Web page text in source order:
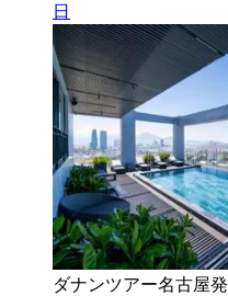
日
ダナンツアー名古屋発